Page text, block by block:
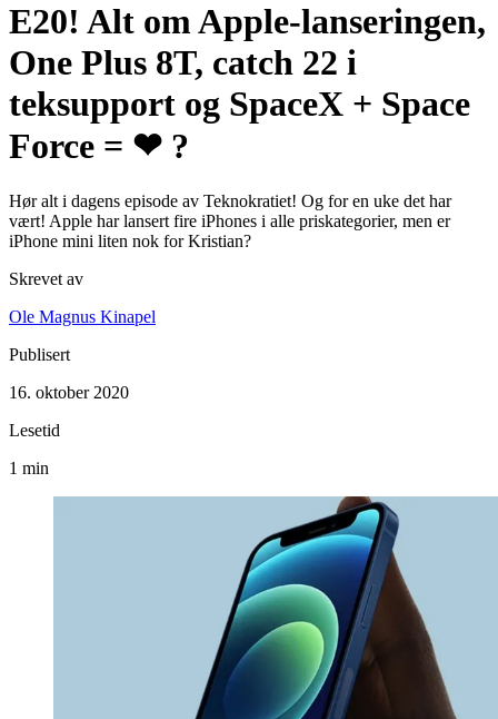
E20! Alt om Apple-lanseringen,
One Plus 8T, catch 22 i
teksupport og SpaceX + Space
Force = ❤ ?
Hør alt i dagens episode av Teknokratiet! Og for en uke det har
vært! Apple har lansert fire iPhones i alle priskategorier, men er
iPhone mini liten nok for Kristian?
Skrevet av
Ole Magnus Kinapel
Publisert
16. oktober 2020
Lesetid
1 min